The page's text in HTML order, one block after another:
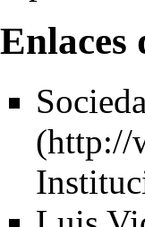
Enlaces